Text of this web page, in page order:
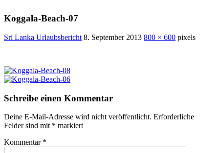
Koggala-Beach-07
Sri Lanka Urlaubsbericht 8. September 2013 800 × 600 pixels
Schreibe einen Kommentar
Deine E-Mail-Adresse wird nicht veröffentlicht. Erforderliche
Felder sind mit * markiert
Kommentar *